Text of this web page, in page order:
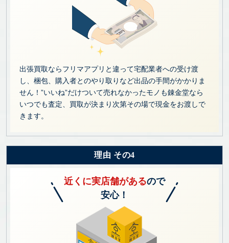
出張買取ならフリマアプリと違って宅配業者への受け渡
し、梱包、購入者とのやり取りなど出品の手間がかかりま
せん！”いいね”だけついて売れなかったモノも錬金堂なら
いつでも査定、買取が決まり次第その場で現金をお渡しで
きます。
理由 その4
近くに実店舗があるので
安心！